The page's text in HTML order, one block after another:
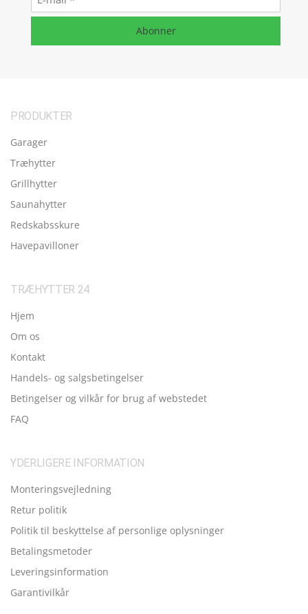
mail*
Abonner
PRODUKTER
Garager
Træhytter
Grillhytter
Saunahytter
Redskabsskure
Havepavilloner
TRÆHYTTER 24
Hjem
Om os
Kontakt
Handels- og salgsbetingelser
Betingelser og vilkår for brug af webstedet
FAQ
YDERLIGERE INFORMATION
Monteringsvejledning
Retur politik
Politik til beskyttelse af personlige oplysninger
Betalingsmetoder
Leveringsinformation
Garantivilkår